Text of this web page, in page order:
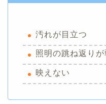
汚れが目立つ
照明の跳ね返りが
映えない